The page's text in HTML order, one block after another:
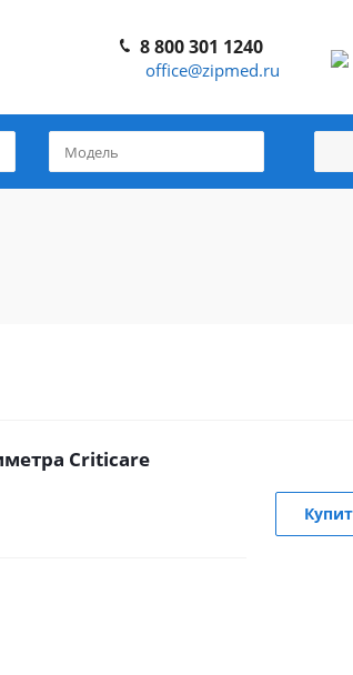
8 800 301 1240
office@zipmed.ru
Criticare